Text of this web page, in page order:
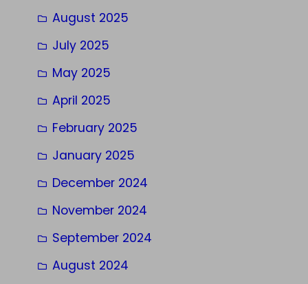
August 2025
July 2025
May 2025
April 2025
February 2025
January 2025
December 2024
November 2024
September 2024
August 2024